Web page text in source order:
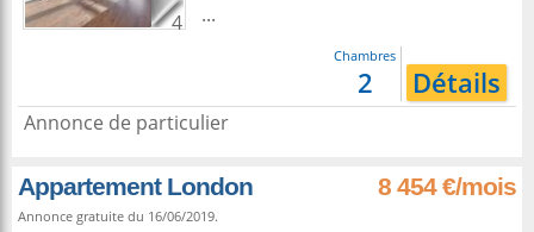
4
...
Chambres
2 Détails
Annonce de particulier
Appartement London 8 454 €/mois
Annonce gratuite du 16/06/2019.